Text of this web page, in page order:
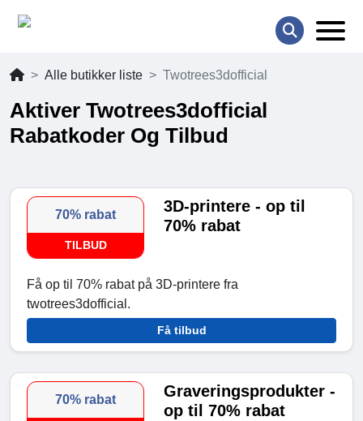
Alle butikker liste Twotrees3dofficial
Aktiver Twotrees3dofficial
Rabatkoder Og Tilbud
70% rabat
TILBUD
3D-printere - op til
70% rabat
Få op til 70% rabat på 3D-printere fra
twotrees3dofficial.
Få tilbud
70% rabat
Graveringsprodukter -
op til 70% rabat